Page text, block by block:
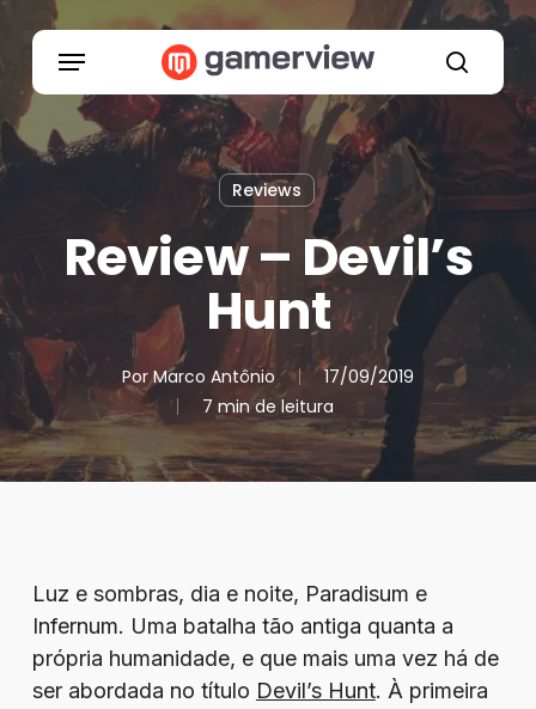
content
search
Menu
Reviews
Review – Devil’s
Hunt
Por Marco Antônio
17/09/2019
7 min de leitura
Luz e sombras, dia e noite, Paradisum e
Infernum. Uma batalha tão antiga quanta a
própria humanidade, e que mais uma vez há de
ser abordada no título Devil’s Hunt. À primeira